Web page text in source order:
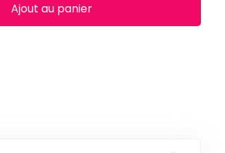
Ajout au panier